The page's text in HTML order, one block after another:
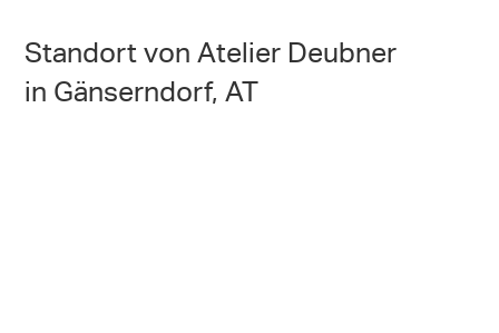
Standort von Atelier Deubner
in Gänserndorf, AT